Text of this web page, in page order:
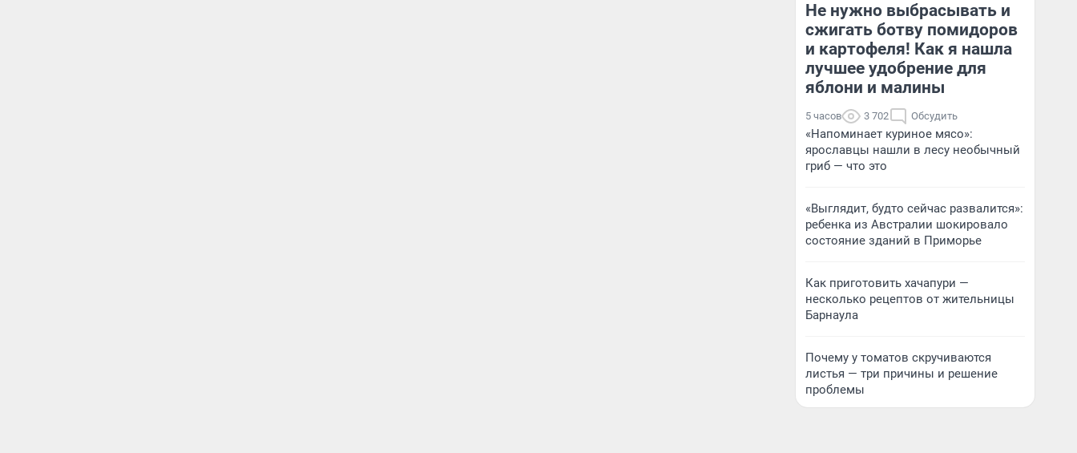
Не нужно выбрасывать и
сжигать ботву помидоров
и картофеля! Как я нашла
лучшее удобрение для
яблони и малины
5 часов 3 702 Обсудить
«Напоминает куриное мясо»:
ярославцы нашли в лесу необычный
гриб — что это
«Выглядит, будто сейчас развалится»:
ребенка из Австралии шокировало
состояние зданий в Приморье
Как приготовить хачапури —
несколько рецептов от жительницы
Барнаула
Почему у томатов скручиваются
листья — три причины и решение
проблемы